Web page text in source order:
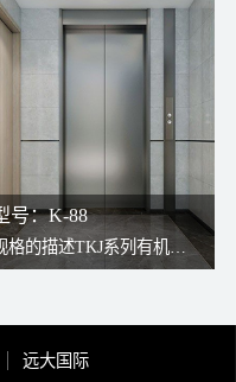
曳引机结合，更高效更稳
。因曳引机安装于井道上
方，轿厢可以充分占用井
，故可将轿厢打造得更宽
。检修过程安全、方便。
号：K-88
格的描述TKJ系列有机房
，轿厢可以充分占用井
远大国际